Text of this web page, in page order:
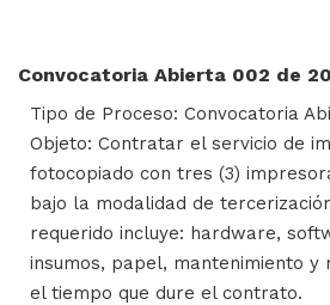
Convocatoria Abierta 002 de
Tipo de Proceso: Convocatoria
Objeto: Contratar el servicio de
fotocopiado con tres (3)
bajo la modalidad de
requerido incluye: hardware,
insumos, papel, mantenimiento y
el tiempo que dure el contrato.